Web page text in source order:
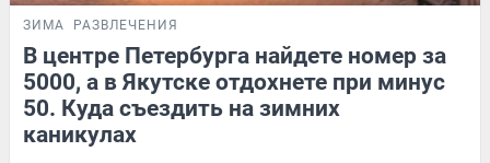
ЗИМА РАЗВЛЕЧЕНИЯ
В центре Петербурга найдете номер за
5000, а в Якутске отдохнете при минус
50. Куда съездить на зимних
каникулах